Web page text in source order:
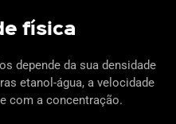
física
depende da sua densidade
etanol-água, a velocidade
com a concentração.